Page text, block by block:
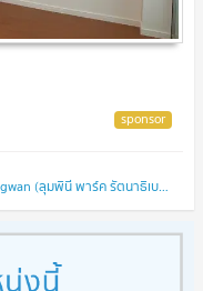
Lumpini Park Rattanathibet - Ngamwongwan (ลุมพินี พาร์ค รัตนาธิเบศร์ - งามวงศ์วาน)